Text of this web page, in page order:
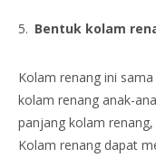
Bentuk kolam
Kolam renang ini
kolam renang anak-
panjang kolam
Kolam renang dapat